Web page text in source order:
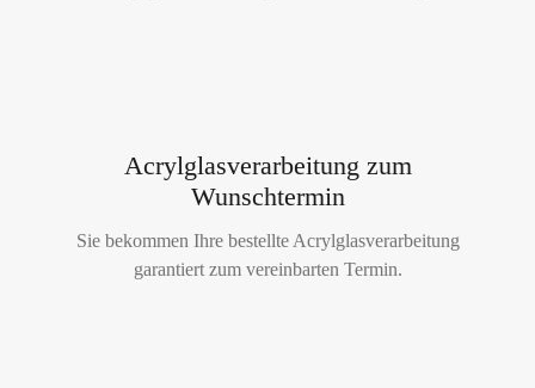
Acrylglasverarbeitung zum
Wunschtermin
Sie bekommen Ihre bestellte Acrylglasverarbeitung
garantiert zum vereinbarten Termin.